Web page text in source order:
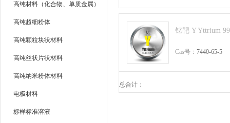
高纯材料（化合物、单质金属）
高纯超细粉体
高纯颗粒块状材料
高纯丝状片状材料
高纯纳米粉体材料
电极材料
标样标准溶液
钇靶 Y Yttrium
Cas号： 7440-65-5
总合计：